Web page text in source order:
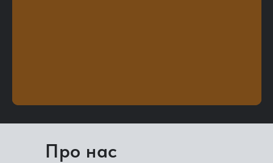
Про нас